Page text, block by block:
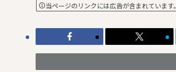
当ページのリンクには広告が含まれています。